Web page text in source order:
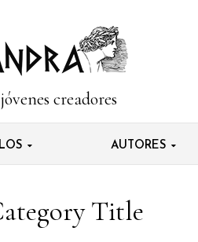
creadores
AUTORES
Title